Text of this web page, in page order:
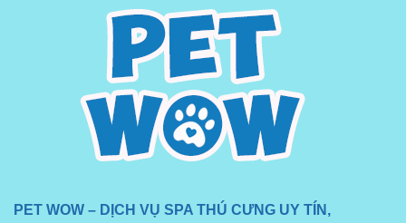
PET WOW – DỊCH VỤ SPA THÚ CƯNG UY TÍN,